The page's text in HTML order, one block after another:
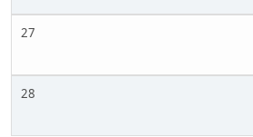
27
28